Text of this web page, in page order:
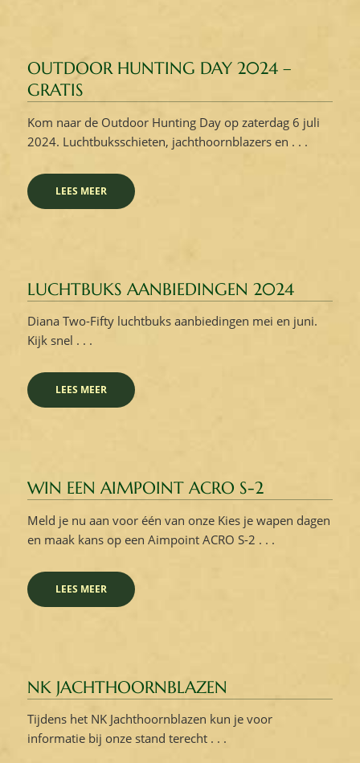
OUTDOOR HUNTING DAY 2024 –
GRATIS
Kom naar de Outdoor Hunting Day op zaterdag 6 juli
2024. Luchtbuksschieten, jachthoornblazers en . . .
LEES MEER
LUCHTBUKS AANBIEDINGEN 2024
Diana Two-Fifty luchtbuks aanbiedingen mei en juni.
Kijk snel . . .
LEES MEER
WIN EEN AIMPOINT ACRO S-2
Meld je nu aan voor één van onze Kies je wapen dagen
en maak kans op een Aimpoint ACRO S-2 . . .
LEES MEER
NK JACHTHOORNBLAZEN
Tijdens het NK Jachthoornblazen kun je voor
informatie bij onze stand terecht . . .